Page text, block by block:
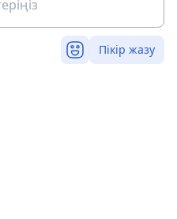
Пікір жазу